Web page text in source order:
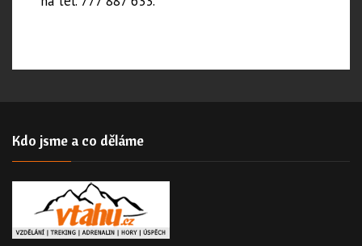
Kdo jsme a co děláme